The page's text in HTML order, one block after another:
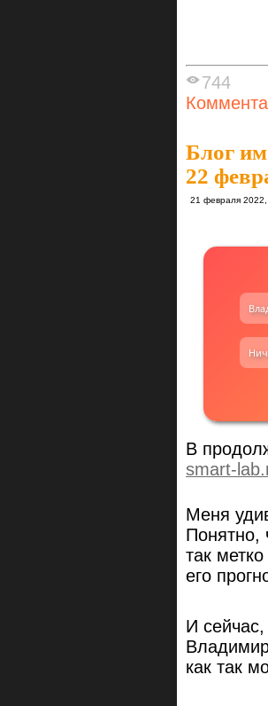
744
Блог
22
21 февраля
В
smart-
Меня
Понятно,
так
его
И
как так